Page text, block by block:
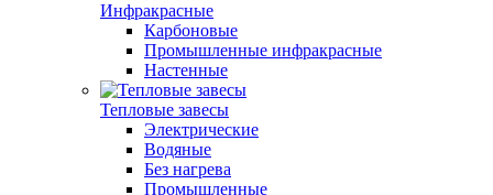
Инфракрасные
Карбоновые
Промышленные инфракрасные
Настенные
Тепловые завесы
Электрические
Водяные
Без нагрева
Промышленные